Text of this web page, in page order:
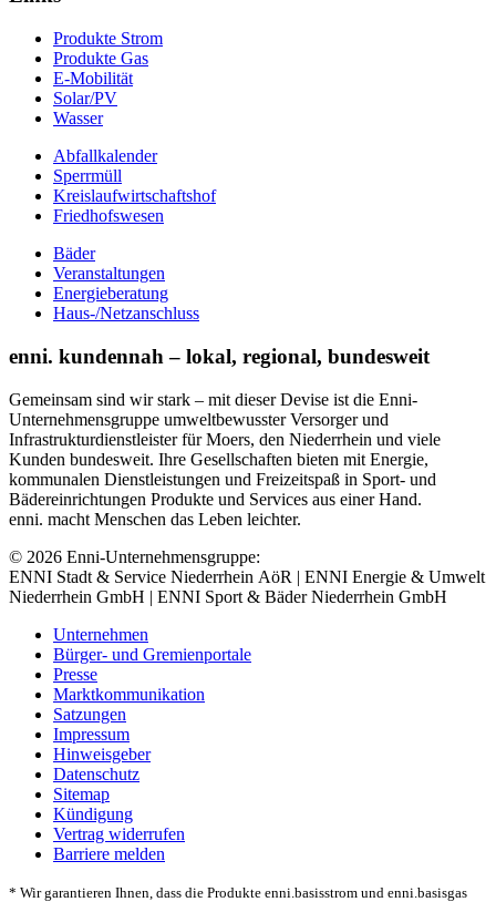
Produkte Strom
Produkte Gas
E-Mobilität
Solar/PV
Wasser
Abfallkalender
Sperrmüll
Kreislaufwirtschaftshof
Friedhofswesen
Bäder
Veranstaltungen
Energieberatung
Haus-/Netzanschluss
enni. kundennah – lokal, regional, bundesweit
Gemeinsam sind wir stark – mit dieser Devise ist die Enni-
Unternehmensgruppe umweltbewusster Versorger und
Infrastrukturdienstleister für Moers, den Niederrhein und viele
Kunden bundesweit. Ihre Gesellschaften bieten mit Energie,
kommunalen Dienstleistungen und Freizeitspaß in Sport- und
Bädereinrichtungen Produkte und Services aus einer Hand.
enni. macht Menschen das Leben leichter.
© 2026 Enni-Unternehmensgruppe:
ENNI Stadt & Service Niederrhein AöR | ENNI Energie & Umwelt
Niederrhein GmbH | ENNI Sport & Bäder Niederrhein GmbH
Unternehmen
Bürger- und Gremienportale
Presse
Marktkommunikation
Satzungen
Impressum
Hinweisgeber
Datenschutz
Sitemap
Kündigung
Vertrag widerrufen
Barriere melden
* Wir garantieren Ihnen, dass die Produkte enni.basisstrom und enni.basisgas